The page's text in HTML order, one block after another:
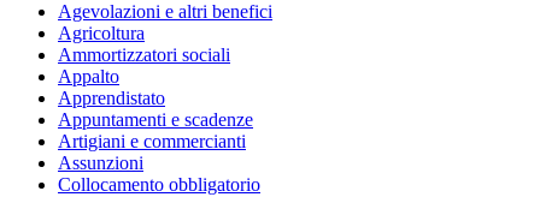
Agevolazioni e altri benefici
Agricoltura
Ammortizzatori sociali
Appalto
Apprendistato
Appuntamenti e scadenze
Artigiani e commercianti
Assunzioni
Collocamento obbligatorio